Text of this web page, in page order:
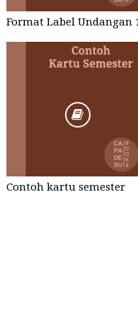
Contoh kartu semester